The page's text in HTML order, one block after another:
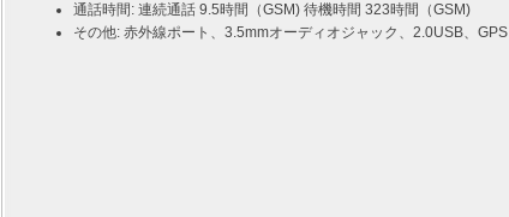
通話時間: 連続通話 9.5時間（GSM) 待機時間 323時間（GSM)
その他: 赤外線ポート、3.5mmオーディオジャック、2.0USB、GPS